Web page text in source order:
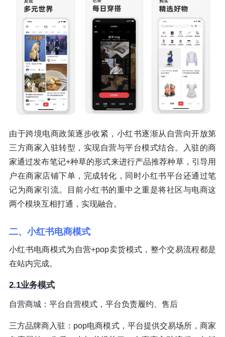
由于跨境电商政策逐步收紧，小红书逐渐从自营向开放第
三方商家入驻转型，实现自营与平台模式结合。入驻的商
家通过发布笔记+种草的形式来进行产品推荐种草，引导用
户在商家店铺下单，完成转化，同时小红书平台还通过笔
记为商家引流。目前小红书的重中之重是将社区与电商这
两个模块互相打通，实现融合。
二、小红书电商模式
小红书电商模式为自营+pop卖货模式，整个交易流程都是
在站内完成。
2.1业务模式
自营商城：平台自营模式，平台负责履约、售后
三方品牌商入驻：pop电商模式，平台提供交易场所，商家